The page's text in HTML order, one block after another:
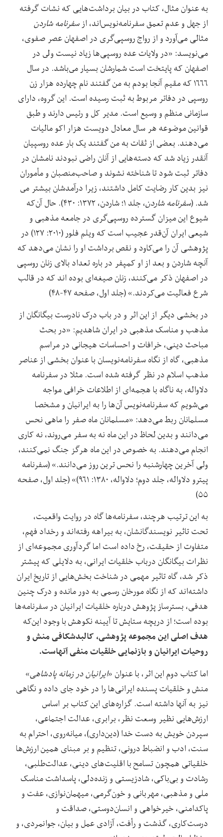
به عنوان مثال، کتاب در بیان برداشت‌هایی که نشات گرفته
از جهل و عدم تعمق سفرنامه‌نویس‌‌اند، از سفرنامه شاردن
مثالی می‌آورد و از رواج روسپی‌گری در اصفهان عصر صفوی،
می‌نویسد: «در ولایات عده روسپی‌ها زیاد نیست ولى در
اصفهان که پایتخت است شمارشان بسیار مى‌‏باشد. در سال
۱۶۶۶ که مقیم آن‏جا بودم به من گفتند نام چهارده هزار زن
روسپى در دفاتر مربوط به ثبت رسیده است.‌ این گروه، داراى
سازمانى منظم و وسیع است. مدیر کل و رئیس دارند و طبق
قوانین موضوعه هر سال معادل دویست هزار اکو مالیات
می‌دهند. بعضى از ثقات به من گفتند یک بار عده روسپیان
آن‏قدر زیاد شد که دسته‌‏هایى از آنان راضى نبودند نامشان در
دفاتر ثبت شود تا شناخته نشوند و صاحب‌منصبان و مأموران
نیز بدین کار رضایت کامل داشتند، زیرا درآمدشان بیشتر مى‏
شد. (سفرنامه شاردن
، جلد ۱؛ شاردن، ۱۳۷۲: ۴۳۰). حال آن‌که
شیوع این میزان گسترده روسپی‌گری در جامعه مذهبی و
شیعی ایران آن‌قدر عجیب است که ویلم فلور (۲۰۱۰: ۱۲۷) در
پژوهشی آن را می‌کاود و نقص برداشت او را نشان می‌‌دهد که
آنچه شاردن و بعد از او کمپفر در باره تعداد بالای زنان روسپی
در اصفهان ذکر می‌‌کنند، زنان صیغه‌ای بوده اند که در قالب
شرع فعالیت می‌‌کردند.» (جلد اول، صفحه ۴۷-۴۸)
در بخشی دیگر از این اثر و در باب درک نادرست بیگانگان از
مذهب و مناسک مذهبی در ایران شاهدیم: «در بحث
مباحث دینی،‌‌ خرافات و احساسات هیجانی در مراسم
مذهبی،‌‌ گاه از نگاه سفرنامه‌‌نویسان با عنوان بخشی از عناصر
مذهب اسلام در نظر گرفته شده است. مثلا در سفرنامه
دلاواله، به ناگاه با هجمه‌‌ای از اطلاعات خرافی مواجه
می‌‌شویم که سفرنامه‌‌نویس آن‌‌ها را به ایرانیان و مشخصا
مسلمانان ربط می‌‌دهد: «مسلمانان ماه صفر را ماهی نحس
می‌دانند و بدین لحاظ در این ماه نه به سفر می‌روند، نه کاری
انجام می‌دهند. به خصوص در این ماه هرگز جنگ نمی‌کنند،
ولی آخرین چهارشنبه را نحس ترین روز می‌دانند.» (سفرنامه
پیترو دلاواله، جلد دوم؛ دلاواله، ۱۳۸۰: ۹۶۱)» (جلد اول، صفحه
۵۵)
به این ترتیب هرچند، سفرنامه‌ها گاه در روایت واقعیت،
تحت تاثیر نویسندگانشان، به بیراهه رفته‌اند و رخداد فهم،
متفاوت از حقیقت، رخ داده است اما گردآوری مجموعه‌ای از
نظرات بیگانگان درباب خلقیات ایرانی، به دلایلی که پیشتر
ذکر شد، گاه تاثیر مهمی در شناخت بخش‌هایی از تاریخ ایران
داشته‌اند که از نگاه مورخان رسمی به دور مانده و درک چنین
هدفی، بسترساز پژوهش درباره خلقیات ایرانیان در سفرنامه‌ها
بوده است؛ از دریچه ستایش تا آیینه نکوهش با وجود این‌که
هدف اصلی این مجموعه پژوهشی، کالبدشکافی منش و
روحیات ایرانیان و بازنمایی خلقیات منفی آنهاست.
اما کتاب دوم این اثر، با عنوان «ایرانیان در زمانه پادشاهی»
منش و خلقیات پسنده ایرانی‌ها را در خود جای داده و نگاهی
نیز به آنها داشته است. گزاره‌های این کتاب بر اساس
ارزش‌هایی نظیر وسعت نظر، برابری، عدالت اجتماعی،
سپردن خویش به دست خدا (دین‌داری)، میانه‌روی، احترام به
سنت، ادب و انضباط درونی، تنظیم و بر مبنای همین ارزش‌ها
خلقیاتی همچون تسامح با اقلیت‌های دینی، عدالت‌طلبی،
رشادت و بی‌باکی، شادزیستی و زنده‌دلی، پاسداشت مناسک
ملی و مذهبی، مهربانی و خون‌گرمی، میهمان‌نوازی، عفت و
پاکدامنی، خیرخواهی و انسان‌دوستی، صداقت و
درست‌کاری، گذشت و رأفت، آزادی عمل و بیان، جوانمردی، و